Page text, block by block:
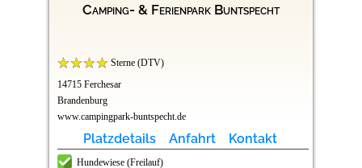
Camping- & Ferienpark Buntspecht
Sterne (DTV)
14715 Ferchesar
Brandenburg
www.campingpark-buntspecht.de
Platzdetails Anfahrt Kontakt
Hundewiese (Freilauf)